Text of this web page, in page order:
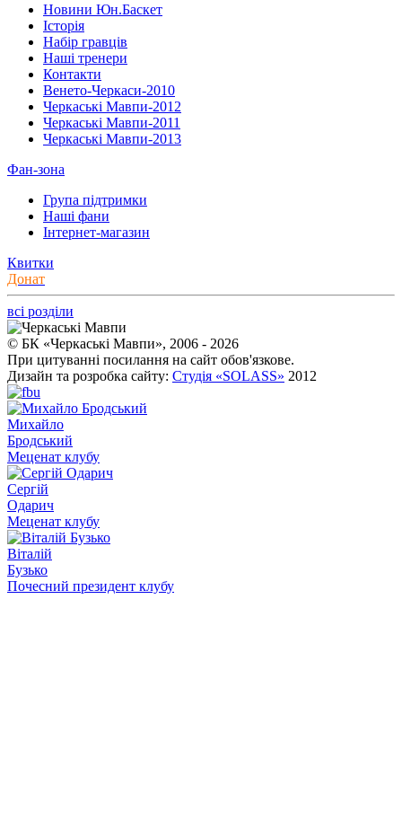
Новини Юн.Баскет
Історія
Набір гравців
Наші тренери
Контакти
Венето-Черкаси-2010
Черкаські Мавпи-2012
Черкаські Мавпи-2011
Черкаські Мавпи-2013
Фан-зона
Група підтримки
Наші фани
Інтернет-магазин
Квитки
Донат
всі розділи
© БК «Черкаські Мавпи», 2006 - 2026
При цитуванні посилання на сайт обов'язкове.
Дизайн та розробка сайту: Студія «SOLASS» 2012
Михайло
Бродський
Меценат клубу
Сергій
Одарич
Меценат клубу
Віталій
Бузько
Почесний президент клубу